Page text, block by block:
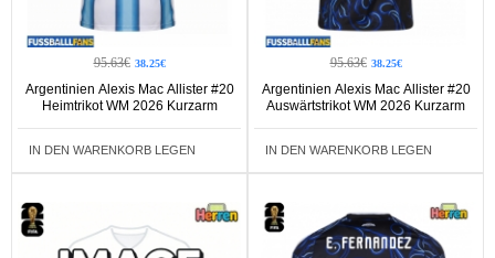
95.63€ 38.25€
Argentinien Alexis Mac Allister #20
Heimtrikot WM 2026 Kurzarm
IN DEN WARENKORB LEGEN
95.63€ 38.25€
Argentinien Alexis Mac Allister #20
Auswärtstrikot WM 2026 Kurzarm
IN DEN WARENKORB LEGEN